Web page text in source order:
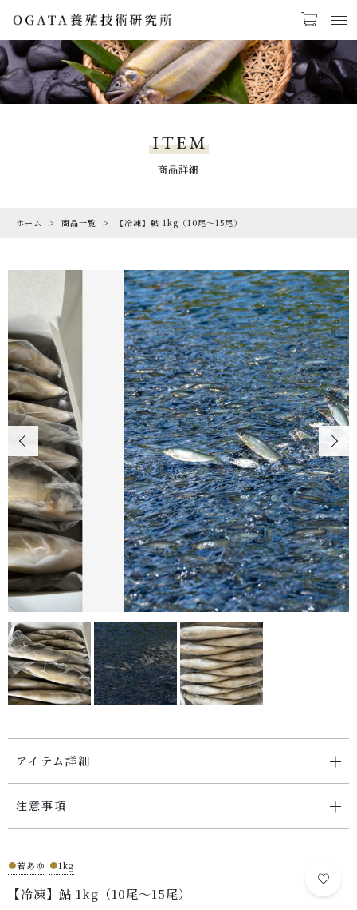
お気に入り LOGIN
CHECKED PRODUCTS
ORDER HISTORY
CAMPAIGN
キャンペーン
ABOUT US
OGATA養殖技術研究所について
HOW TO EAT
おいしい食べ方
SHOP
店舗概要
SHOPPING GUIDE
ショッピングガイド
NEWS
お知らせ
CONTENTS
コンテンツ
PRIVACY
プライバシーポリシー
ITEM
商品詳細
ホーム 商品一覧 【冷凍】鮎 1kg（10尾～15尾）
アイテム詳細
注意事項
●若あゆ ●1kg
【冷凍】鮎 1kg（10尾～15尾）
カートに商品を追加しました
ショッピングを続ける
カートを確認する